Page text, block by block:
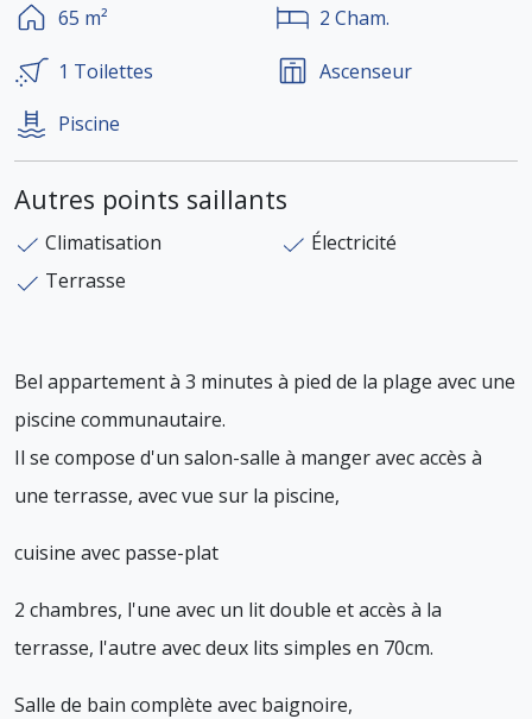
65 m² 2 Cham.
1 Toilettes Ascenseur
Piscine
Autres points saillants
Climatisation
Électricité
Terrasse
Bel appartement à 3 minutes à pied de la plage avec une
piscine communautaire.
Il se compose d'un salon-salle à manger avec accès à
une terrasse, avec vue sur la piscine,
cuisine avec passe-plat
2 chambres, l'une avec un lit double et accès à la
terrasse, l'autre avec deux lits simples en 70cm.
Salle de bain complète avec baignoire,